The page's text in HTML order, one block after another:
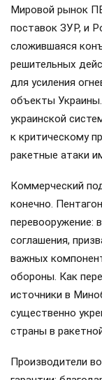
Мировой рынок
поставок ЗУР, и
сложившаяся
решительных
для усиления
объекты
украинской
к критическому
ракетные атаки
Коммерческий
конечно.
перевооружение:
соглашения,
важных
обороны. Как
источники в
существенно
страны в
Производители